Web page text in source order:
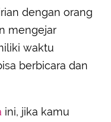
dengan orang
mengejar
waktu
berbicara dan
ini, jika kamu